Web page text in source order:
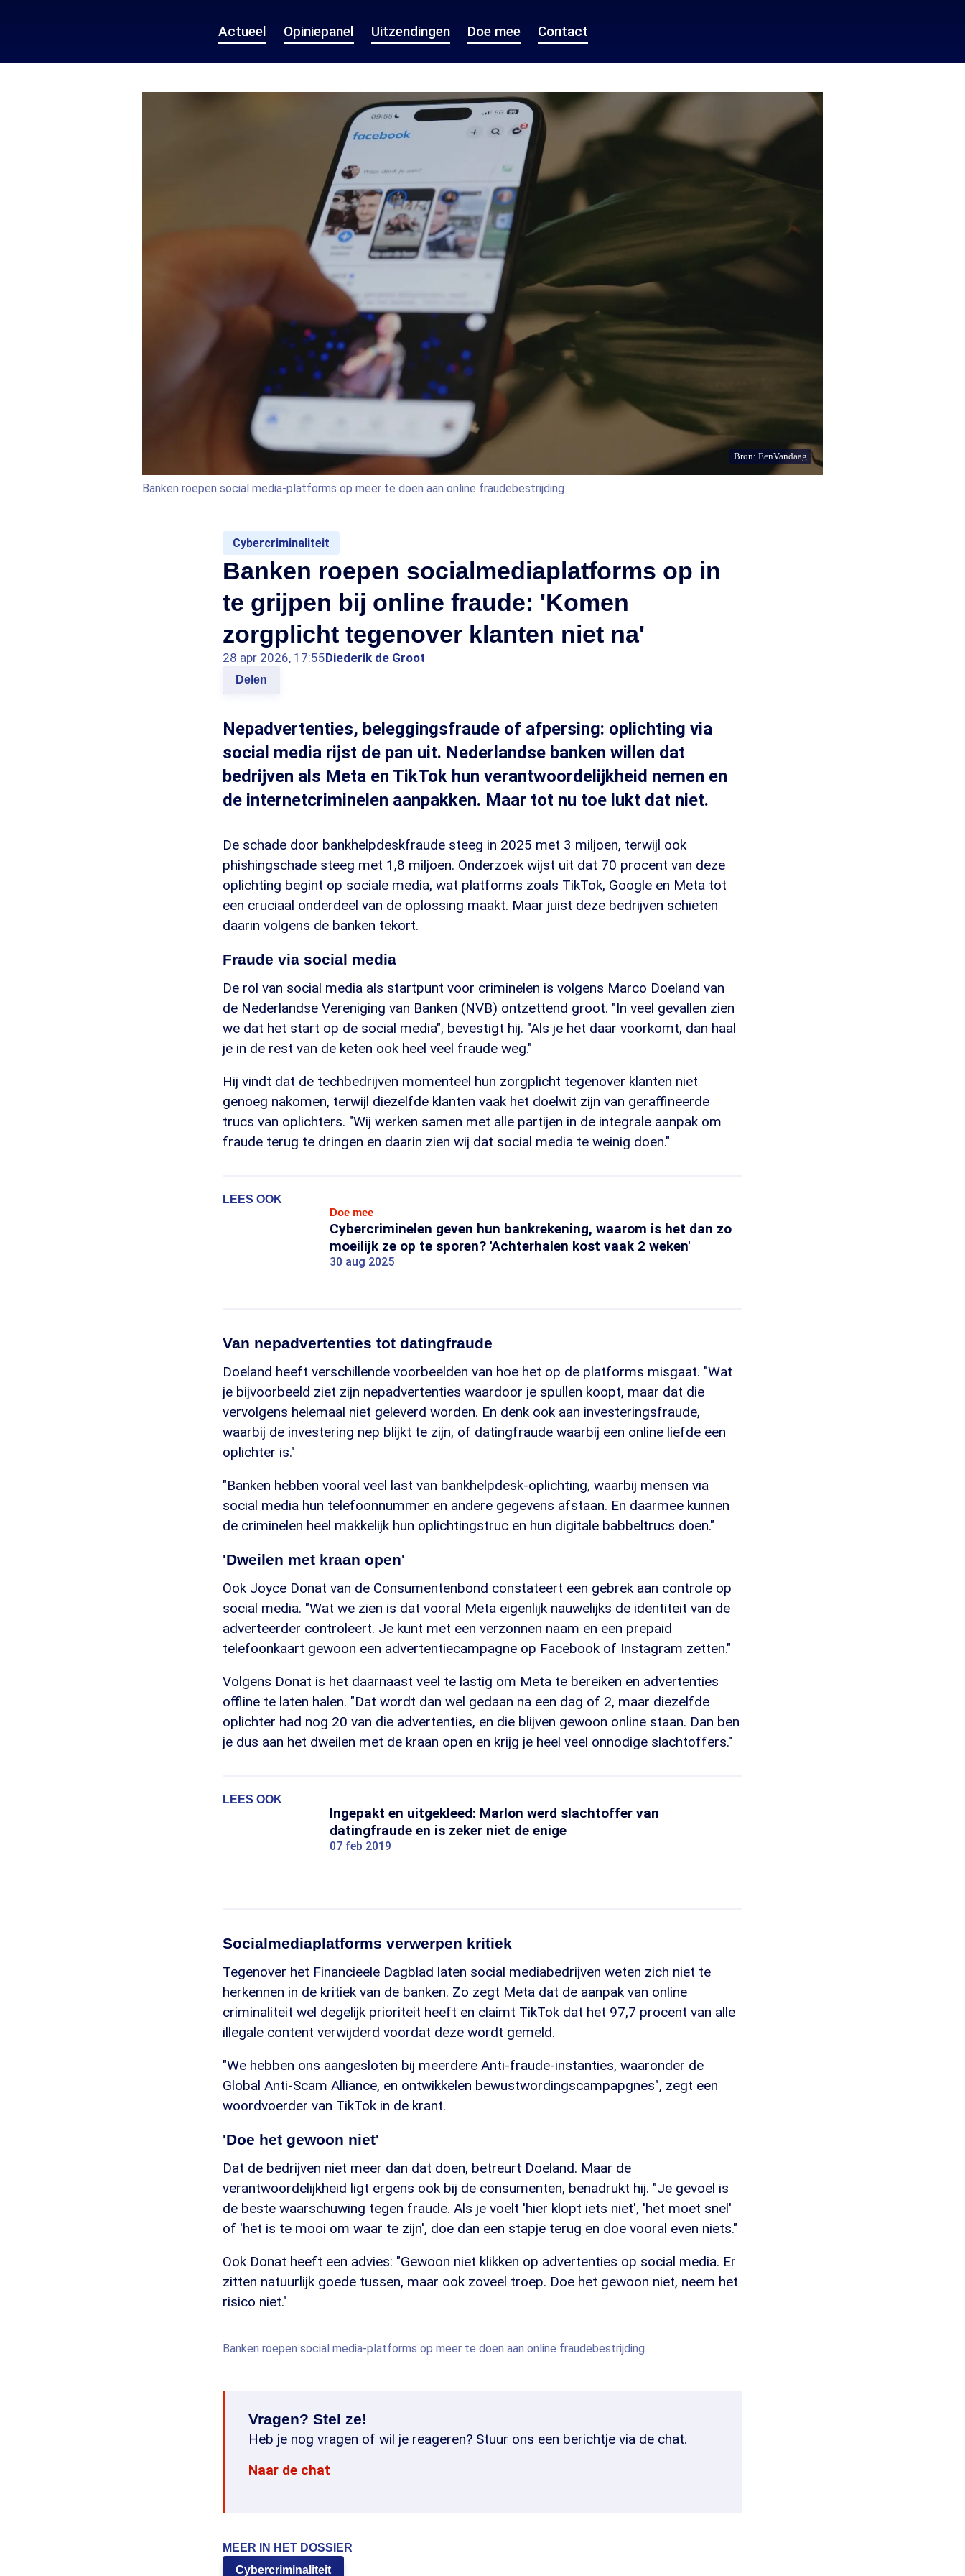
Actueel Opiniepanel Uitzendingen Doe mee Contact
Bron: EenVandaag
Banken roepen social media-platforms op meer te doen aan online fraudebestrijding
Cybercriminaliteit
Banken roepen socialmediaplatforms op in
te grijpen bij online fraude: 'Komen
zorgplicht tegenover klanten niet na'
28 apr 2026, 17:55Diederik de Groot
Delen
Nepadvertenties, beleggingsfraude of afpersing: oplichting via
social media rijst de pan uit. Nederlandse banken willen dat
bedrijven als Meta en TikTok hun verantwoordelijkheid nemen en
de internetcriminelen aanpakken. Maar tot nu toe lukt dat niet.
De schade door bankhelpdeskfraude steeg in 2025 met 3 miljoen, terwijl ook
phishingschade steeg met 1,8 miljoen. Onderzoek wijst uit dat 70 procent van deze
oplichting begint op sociale media, wat platforms zoals TikTok, Google en Meta tot
een cruciaal onderdeel van de oplossing maakt. Maar juist deze bedrijven schieten
daarin volgens de banken tekort.
Fraude via social media
De rol van social media als startpunt voor criminelen is volgens Marco Doeland van
de Nederlandse Vereniging van Banken (NVB) ontzettend groot. "In veel gevallen zien
we dat het start op de social media", bevestigt hij. "Als je het daar voorkomt, dan haal
je in de rest van de keten ook heel veel fraude weg."
Hij vindt dat de techbedrijven momenteel hun zorgplicht tegenover klanten niet
genoeg nakomen, terwijl diezelfde klanten vaak het doelwit zijn van geraffineerde
trucs van oplichters. "Wij werken samen met alle partijen in de integrale aanpak om
fraude terug te dringen en daarin zien wij dat social media te weinig doen."
LEES OOK
Doe mee
Cybercriminelen geven hun bankrekening, waarom is het dan zo
moeilijk ze op te sporen? 'Achterhalen kost vaak 2 weken'
30 aug 2025
Van nepadvertenties tot datingfraude
Doeland heeft verschillende voorbeelden van hoe het op de platforms misgaat. "Wat
je bijvoorbeeld ziet zijn nepadvertenties waardoor je spullen koopt, maar dat die
vervolgens helemaal niet geleverd worden. En denk ook aan investeringsfraude,
waarbij de investering nep blijkt te zijn, of datingfraude waarbij een online liefde een
oplichter is."
"Banken hebben vooral veel last van bankhelpdesk-oplichting, waarbij mensen via
social media hun telefoonnummer en andere gegevens afstaan. En daarmee kunnen
de criminelen heel makkelijk hun oplichtingstruc en hun digitale babbeltrucs doen."
'Dweilen met kraan open'
Ook Joyce Donat van de Consumentenbond constateert een gebrek aan controle op
social media. "Wat we zien is dat vooral Meta eigenlijk nauwelijks de identiteit van de
adverteerder controleert. Je kunt met een verzonnen naam en een prepaid
telefoonkaart gewoon een advertentiecampagne op Facebook of Instagram zetten."
Volgens Donat is het daarnaast veel te lastig om Meta te bereiken en advertenties
offline te laten halen. "Dat wordt dan wel gedaan na een dag of 2, maar diezelfde
oplichter had nog 20 van die advertenties, en die blijven gewoon online staan. Dan ben
je dus aan het dweilen met de kraan open en krijg je heel veel onnodige slachtoffers."
LEES OOK
Ingepakt en uitgekleed: Marlon werd slachtoffer van
datingfraude en is zeker niet de enige
07 feb 2019
Socialmediaplatforms verwerpen kritiek
Tegenover het Financieele Dagblad laten social mediabedrijven weten zich niet te
herkennen in de kritiek van de banken. Zo zegt Meta dat de aanpak van online
criminaliteit wel degelijk prioriteit heeft en claimt TikTok dat het 97,7 procent van alle
illegale content verwijderd voordat deze wordt gemeld.
"We hebben ons aangesloten bij meerdere Anti-fraude-instanties, waaronder de
Global Anti-Scam Alliance, en ontwikkelen bewustwordingscampapgnes", zegt een
woordvoerder van TikTok in de krant.
'Doe het gewoon niet'
Dat de bedrijven niet meer dan dat doen, betreurt Doeland. Maar de
verantwoordelijkheid ligt ergens ook bij de consumenten, benadrukt hij. "Je gevoel is
de beste waarschuwing tegen fraude. Als je voelt 'hier klopt iets niet', 'het moet snel'
of 'het is te mooi om waar te zijn', doe dan een stapje terug en doe vooral even niets."
Ook Donat heeft een advies: "Gewoon niet klikken op advertenties op social media. Er
zitten natuurlijk goede tussen, maar ook zoveel troep. Doe het gewoon niet, neem het
risico niet."
Banken roepen social media-platforms op meer te doen aan online fraudebestrijding
Vragen? Stel ze!
Heb je nog vragen of wil je reageren? Stuur ons een berichtje via de chat.
Naar de chat
MEER IN HET DOSSIER
Cybercriminaliteit